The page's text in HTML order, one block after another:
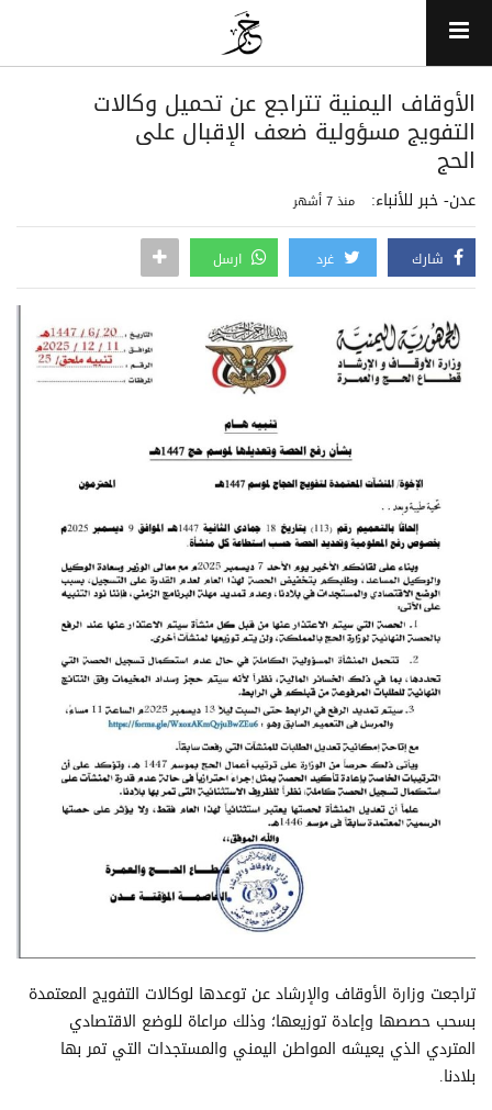
الأوقاف اليمنية تتراجع عن تحميل وكالات
التفويج مسؤولية ضعف الإقبال على
الحج
عدن- خبر للأنباء: منذ 7 أشهر
شارك غرد ارسل
تراجعت وزارة الأوقاف والإرشاد عن توعدها لوكالات التفويج المعتمدة
بسحب حصصها وإعادة توزيعها؛ وذلك مراعاة للوضع الاقتصادي
المتردي الذي يعيشه المواطن اليمني والمستجدات التي تمر بها
بلادنا.